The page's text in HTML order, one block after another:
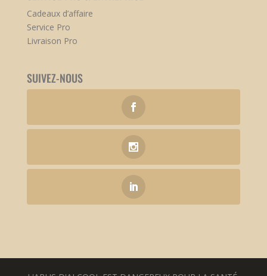
Cadeaux d’affaire
Service Pro
Livraison Pro
SUIVEZ-NOUS